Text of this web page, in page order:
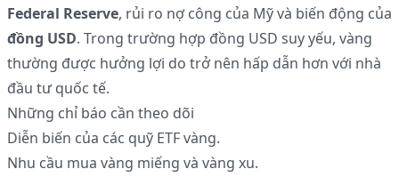
Federal Reserve, rủi ro nợ công của Mỹ và biến động của
đồng USD. Trong trường hợp đồng USD suy yếu, vàng
thường được hưởng lợi do trở nên hấp dẫn hơn với nhà
đầu tư quốc tế.
Những chỉ báo cần theo dõi
Diễn biến của các quỹ ETF vàng.
Nhu cầu mua vàng miếng và vàng xu.